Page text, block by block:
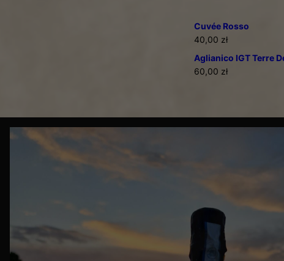
Cuvée Rosso
40,00 zł
Aglianico IGT Terre
60,00 zł